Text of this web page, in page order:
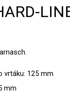
vrtáku: 125 mm
mm